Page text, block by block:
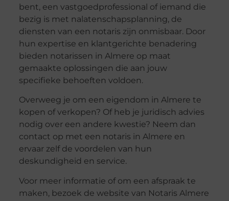
bent, een vastgoedprofessional of iemand die
bezig is met nalatenschapsplanning, de
diensten van een notaris zijn onmisbaar. Door
hun expertise en klantgerichte benadering
bieden notarissen in Almere op maat
gemaakte oplossingen die aan jouw
specifieke behoeften voldoen.
Overweeg je om een eigendom in Almere te
kopen of verkopen? Of heb je juridisch advies
nodig over een andere kwestie? Neem dan
contact op met een notaris in Almere en
ervaar zelf de voordelen van hun
deskundigheid en service.
Voor meer informatie of om een afspraak te
maken, bezoek de website van Notaris Almere